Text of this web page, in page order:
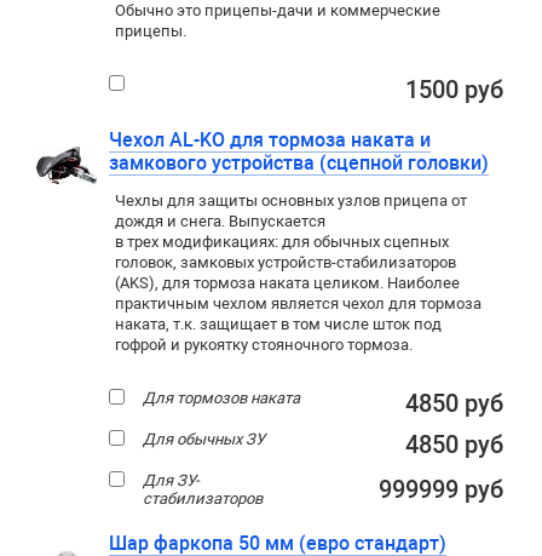
Обычно это прицепы-дачи и коммерческие
прицепы.
1500 руб
Чехол AL-KO для тормоза наката и
замкового устройства (сцепной головки)
Чехлы для защиты основных узлов прицепа от
дождя и снега. Выпускается
в трех модификациях: для обычных сцепных
головок, замковых устройств-стабилизаторов
(AKS), для тормоза наката целиком. Наиболее
практичным чехлом является чехол для тормоза
наката, т.к. защищает в том числе шток под
гофрой и рукоятку стояночного тормоза.
Для тормозов наката 4850 руб
Для обычных ЗУ 4850 руб
Для ЗУ-
стабилизаторов
999999 руб
Шар фаркопа 50 мм (евро стандарт)